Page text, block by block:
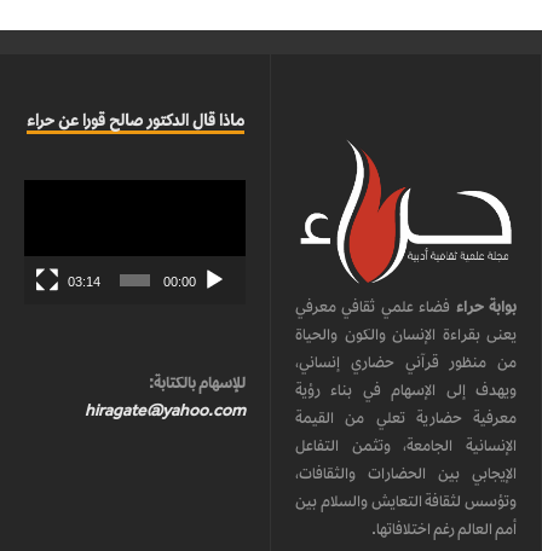
بوابة حراء فضاء علمي ثقافي معرفي
يعنى بقراءة الإنسان والكون والحياة
من منظور قرآني حضاري إنساني،
ويهدف إلى الإسهام في بناء رؤية
معرفية حضارية تعلي من القيمة
الإنسانية الجامعة، وتثمن التفاعل
الإيجابي بين الحضارات والثقافات،
وتؤسس لثقافة التعايش والسلام بين
أمم العالم رغم اختلافاتها.
ماذا قال الدكتور صالح قورا عن حراء
00:00
03:14
للإسهام بالكتابة:
hiragate@yahoo.com